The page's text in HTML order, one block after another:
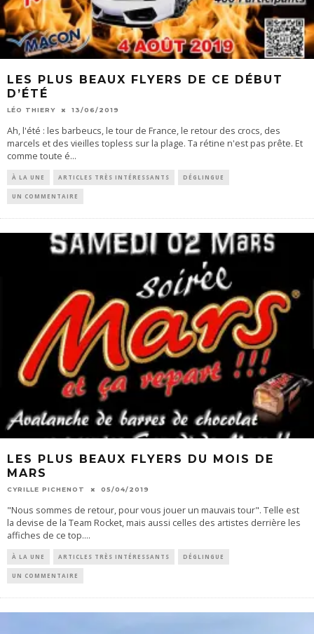
LES PLUS BEAUX FLYERS DE CE DÉBUT
D’ÉTÉ
LÉO THIERY 13/06/2019
Ah, l'été : les barbeucs, le tour de France, le retour des crocs, des
marcels et des vieilles topless sur la plage. Ta rétine n'est pas prête. Et
comme toute é...
À LA UNE ARTICLES TRÈS INTÉRESSANTS DÉGLINGUE
UN COMMENTAIRE
LES PLUS BEAUX FLYERS DU MOIS DE
MARS
CYRILLE PICHENOT 05/04/2019
"Nous sommes de retour, pour vous jouer un mauvais tour". Telle est
la devise de la Team Rocket, mais aussi celles des artistes derrière les
affiches de ce top....
À LA UNE ARTICLES TRÈS INTÉRESSANTS DÉGLINGUE
UN COMMENTAIRE